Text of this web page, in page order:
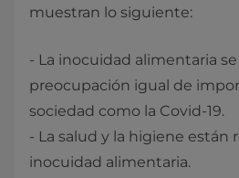
muestran lo siguiente:
- La inocuidad alimentaria
preocupación igual de
sociedad como la Covid-19.
- La salud y la higiene están
inocuidad alimentaria.